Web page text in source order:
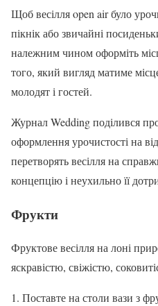
Щоб весілля open air було
пікнік або звичайні
належним чином оформіть
того, який вигляд матиме
молодят і гостей.
Журнал Wedding поділився
оформлення урочистості на
перетворять весілля на
концепцію і неухильно її
Фрукти
Фруктове весілля на лоні
яскравістю, свіжістю,
Поставте на столи вази з